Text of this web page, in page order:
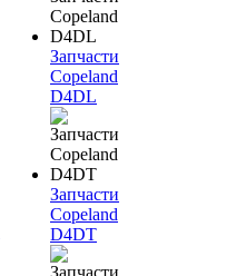
Запчасти
Copeland
D4DL
Запчасти
Copeland
D4DT